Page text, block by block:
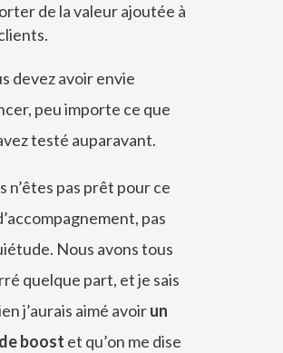
de la valeur ajoutée à
devez avoir envie
peu importe ce que
testé auparavant.
n’êtes pas prêt pour ce
pas
Nous avons tous
quelque part, et je sais
j’aurais aimé avoirun
boost et qu’on me dise